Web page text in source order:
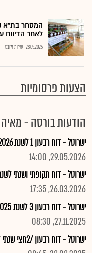
המסחר בת"א
לאחר הדיווח
28.05.2026 שירות גלובס
הצעות פרסומיות
הודעות בורסה - מאיה
ישרוטל - דוח רבעון 1 לשנת 2026
29.05.2026, 14:00
ישרוטל - דוח תקופתי ושנתי לשנת
26.03.2026, 17:35
ישרוטל - דוח רבעון 3 לשנת 2025
27.11.2025, 08:30
ישרוטל - דוח רבעון /2חצי שנתי לשנת 2025